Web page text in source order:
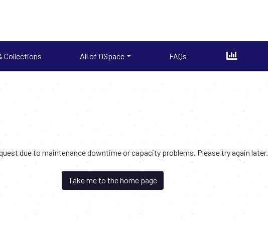
Collections All of DSpace FAQs
due to maintenance downtime or capacity problems. Please try again later.
Take me to the home page